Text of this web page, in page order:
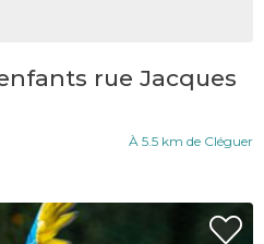
rue Jacques
À 5.5 km de Cléguer